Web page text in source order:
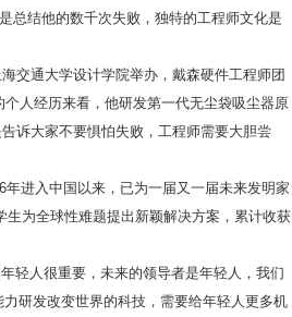
总结他的数千次失败，独特的工程师文化是
交通大学设计学院举办，戴森硬件工程师团
人经历来看，他研发第一代无尘袋吸尘器原
诉大家不要惧怕失败，工程师需要大胆尝
进入中国以来，已为一届又一届未来发明家
为全球性难题提出新颖解决方案，累计收获
轻人很重要，未来的领导者是年轻人，我们
研发改变世界的科技，需要给年轻人更多机